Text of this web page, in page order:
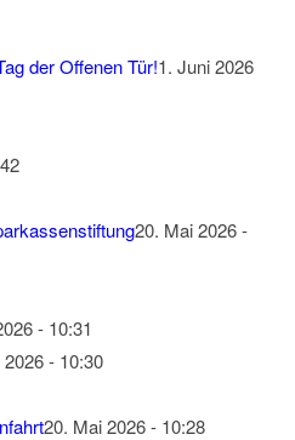
der Offenen Tür!1. Juni 2026
20. Mai 2026 -
- 10:31
- 10:30
20. Mai 2026 - 10:28